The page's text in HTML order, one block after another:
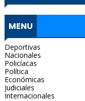
MENU
Deportivas
Nacionales
Policíacas
Política
Económicas
Judiciales
Internacionales